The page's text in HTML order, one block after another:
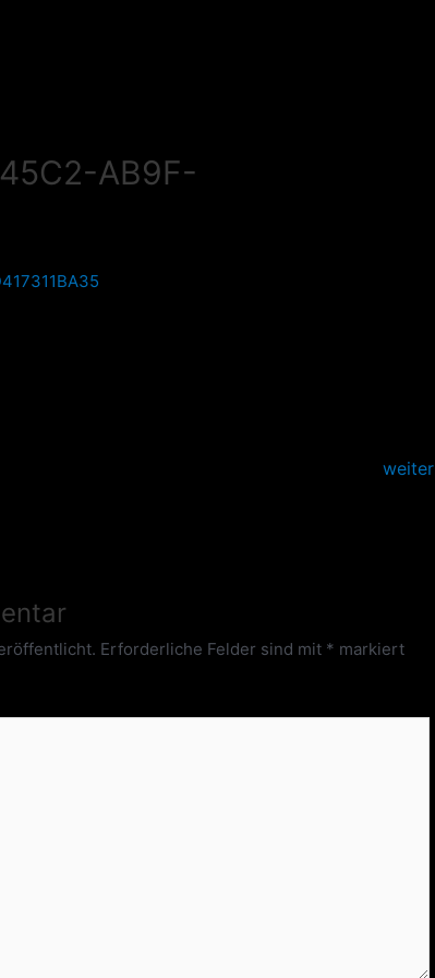
AB9F-
weiter
Erforderliche Felder sind mit * markiert